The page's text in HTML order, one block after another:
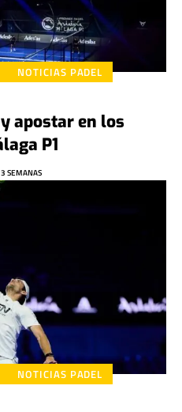
NOTICIAS PADEL
apostar en los
P1
SEMANAS
NOTICIAS PADEL